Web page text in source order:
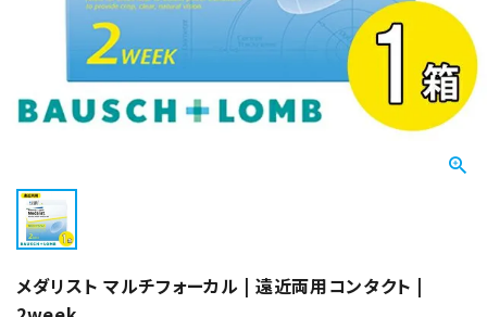
メダリスト マルチフォーカル | 遠近両用コンタクト |